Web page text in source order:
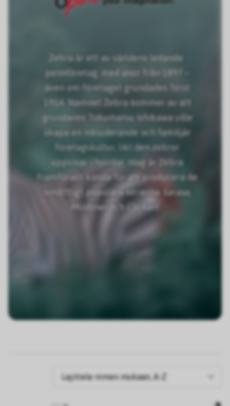
Zebra är ett av världens ledande
pennföretag, med anor från 1897 –
även om företaget grundades först
1914. Namnet Zebra kommer av att
grundaren Tokumatsu Ishikawa ville
skapa en inkluderande och familjär
företagskultur, likt den zebror
uppvisar i hjordar. Idag är Zebra
framförallt kända för att producera de
omåttligt populära serierna
Sarasa,
Mildliner
ochClickart